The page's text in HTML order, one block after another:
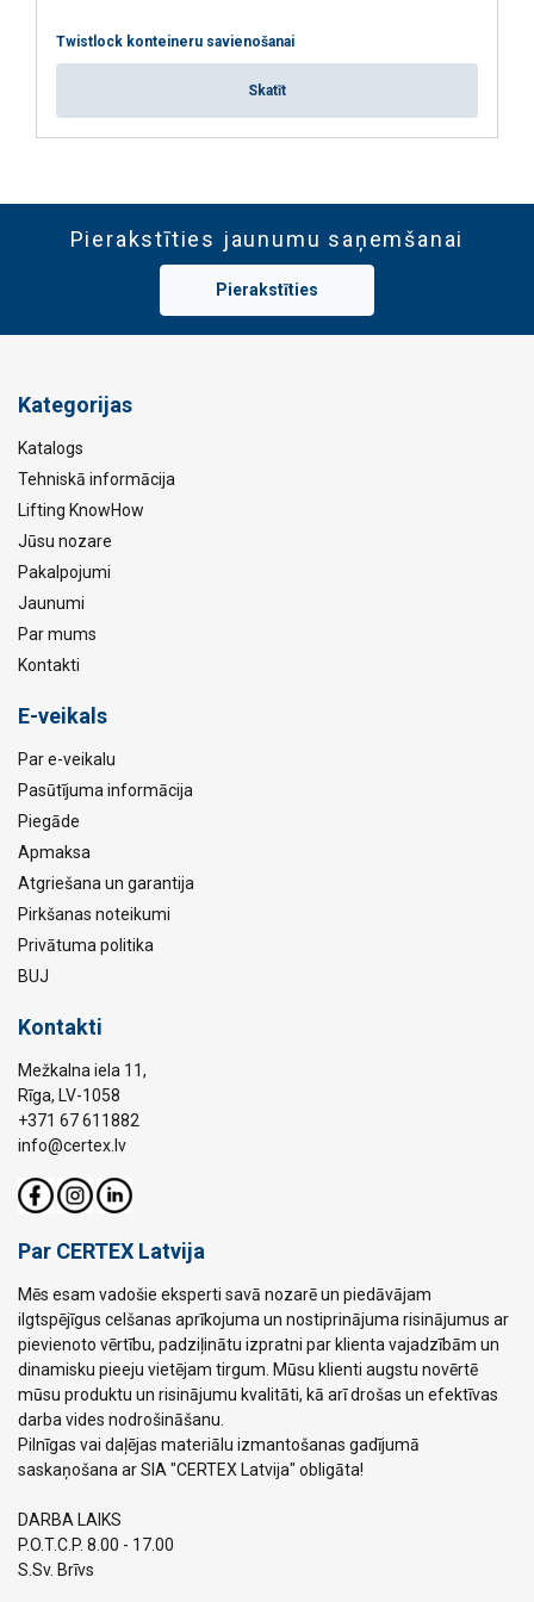
Twistlock konteineru savienošanai
Skatīt
Pierakstīties jaunumu saņemšanai
Pierakstīties
Kategorijas
Katalogs
Tehniskā informācija
Lifting KnowHow
Jūsu nozare
Pakalpojumi
Jaunumi
Par mums
Kontakti
E-veikals
Par e-veikalu
Pasūtījuma informācija
Piegāde
Apmaksa
Atgriešana un garantija
Pirkšanas noteikumi
Privātuma politika
BUJ
Kontakti
Mežkalna iela 11,
Rīga, LV-1058
+371 67 611882
info@certex.lv
Par CERTEX Latvija
Mēs esam vadošie eksperti savā nozarē un piedāvājam
ilgtspējīgus celšanas aprīkojuma un nostiprinājuma risinājumus ar
pievienoto vērtību, padziļinātu izpratni par klienta vajadzībām un
dinamisku pieeju vietējam tirgum. Mūsu klienti augstu novērtē
mūsu produktu un risinājumu kvalitāti, kā arī drošas un efektīvas
darba vides nodrošināšanu.
Pilnīgas vai daļējas materiālu izmantošanas gadījumā
saskaņošana ar SIA "CERTEX Latvija" obligāta!
DARBA LAIKS
P.O.T.C.P. 8.00 - 17.00
S.Sv. Brīvs
RĀDĪT DETAĻAS